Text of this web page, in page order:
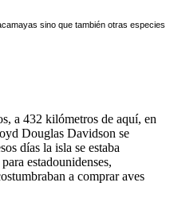
sino que también otras especies
a 432 kilómetros de aquí, en
Douglas Davidson se
días la isla se estaba
estadounidenses,
a comprar aves